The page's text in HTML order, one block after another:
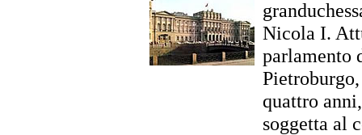
Nicola I.
parlamento
quattro
soggetta al